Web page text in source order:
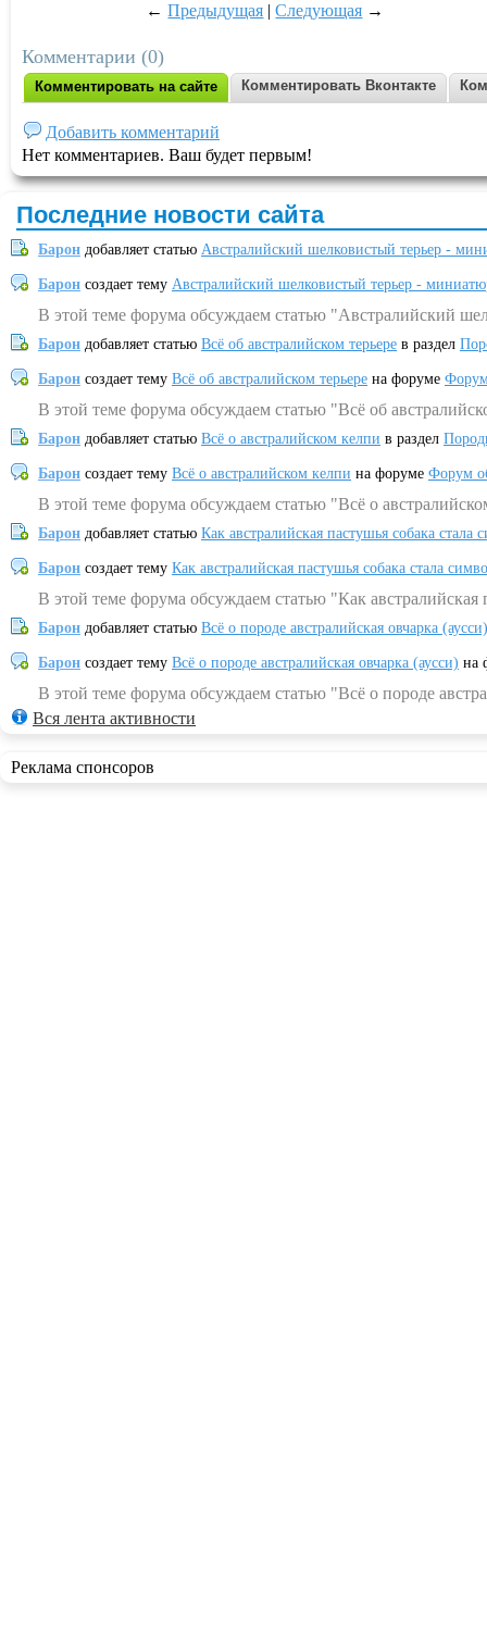
←Предыдущая |Следующая →
Комментарии (0)
Комментировать на сайте Комментировать Вконтакте
Добавить комментарий
Нет комментариев. Ваш будет первым!
Последние новости сайта
Барон добавляет статью Австралийский шелковистый терьер -
Барон создает тему Австралийский шелковистый терьер -
В этой теме форума обсуждаем статью "Австралийский
Барон добавляет статью Всё об австралийском терьере в раздел
Барон создает тему Всё об австралийском терьере на форуме
В этой теме форума обсуждаем статью "Всё об
Барон добавляет статью Всё о австралийском келпи в раздел
Барон создает тему Всё о австралийском келпи на форуме Форум
В этой теме форума обсуждаем статью "Всё о
Барон добавляет статью Как австралийская пастушья собака
Барон создает тему Как австралийская пастушья собака стала
В этой теме форума обсуждаем статью "Как
Барон добавляет статью Всё о породе австралийская овчарка (аусси)
Барон создает тему Всё о породе австралийская овчарка (аусси) на
В этой теме форума обсуждаем статью "Всё о породе
Вся лента активности
Реклама спонсоров